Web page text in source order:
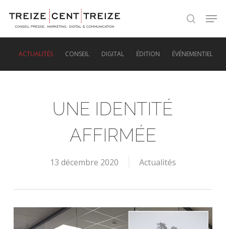
search
ACTUALITÉS CONSEIL DIGITAL ÉDITION ÉVÉNEMENTIEL
UNE IDENTITÉ
AFFIRMÉE
13 décembre 2020 Actualités